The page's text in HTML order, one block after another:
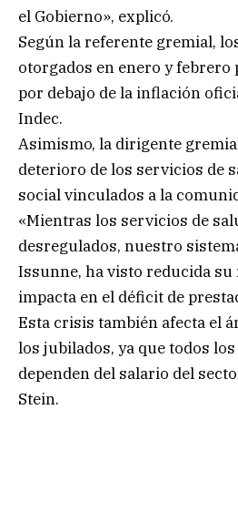
el Gobierno», explicó.
Según la referente gremial,
otorgados en enero y febrero
por debajo de la inflación
Indec.
Asimismo, la dirigente
deterioro de los servicios de
social vinculados a la
«Mientras los servicios de
desregulados, nuestro
Issunne, ha visto reducida su
impacta en el déficit de
Esta crisis también afecta el
los jubilados, ya que todos
dependen del salario del
Stein.